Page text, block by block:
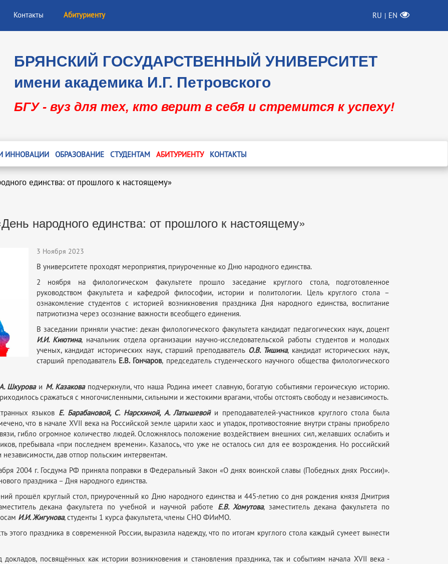
Контакты Абитуриенту RU | EN
БРЯНСКИЙ ГОСУДАРСТВЕННЫЙ УНИВЕРСИТЕТ
имени академика И.Г. Петровского
БГУ - вуз для тех, кто верит в себя и стремится к успеху!
ИННОВАЦИИ ОБРАЗОВАНИЕ СТУДЕНТАМ АБИТУРИЕНТУ КОНТАКТЫ
единства: от прошлого к настоящему»
народного единства: от прошлого к настоящему»
3 Ноября 2023
В университете проходят мероприятия, приуроченные ко Дню народного единства.
2 ноября на филологическом факультете прошло заседание круглого стола, подготовленное
руководством факультета и кафедрой философии, истории и политологии. Цель круглого стола –
ознакомление студентов с историей возникновения праздника Дня народного единства, воспитание
патриотизма через осознание важности всеобщего единения.
В заседании приняли участие: декан филологического факультета кандидат педагогических наук, доцент
И.И. Киютина, начальник отдела организации научно-исследовательской работы студентов и молодых
ученых, кандидат исторических наук, старший преподаватель О.В. Тишина, кандидат исторических наук,
старший преподаватель Е.В. Гончаров, председатель студенческого научного общества филологического
Шкуроваи М. Казаковаподчеркнули, что наша Родина имеет славную, богатую событиями героическую историю.
сражаться с многочисленными, сильными и жестокими врагами, чтобы отстоять свободу и независимость.
языков Е. Барабановой, С. Нарскиной, А. Латышевойи преподавателей-участников круглого стола была
что в начале XVII века на Российской земле царили хаос и упадок, противостояние внутри страны приобрело
гибло огромное количество людей. Осложнялось положение воздействием внешних сил, желавших ослабить и
пребывала «при последнем времени». Казалось, что уже не осталось сил для ее возрождения. Но российский
дав отпор польским интервентам.
2004 г. Госдума РФ приняла поправки в Федеральный Закон «О днях воинской славы (Победных днях России)».
праздника – Дня народного единства.
прошёл круглый стол, приуроченный ко Дню народного единства и 445-летию со дня рождения князя Дмитрия
декана факультета по учебной и научной работе Е.В. Хомутова, заместитель декана факультета по
И.И. Жигунова, студенты 1 курса факультета, члены СНО ФИиМО.
этого праздника в современной России, выразила надежду, что по итогам круглого стола каждый сумеет вынести
посвящённых как истории возникновения и становления праздника, так и событиям начала XVII века -